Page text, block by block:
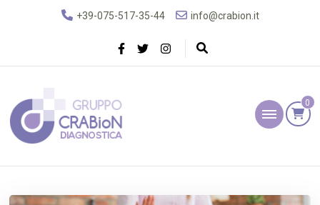
+39-075-517-35-44 info@crabion.it
Gruppo Crabion
Diagnostica
0